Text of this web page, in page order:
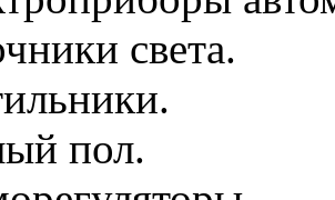
света.
пол.